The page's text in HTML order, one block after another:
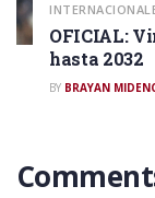
OFICIAL:
hasta 2032
BY BRAYAN